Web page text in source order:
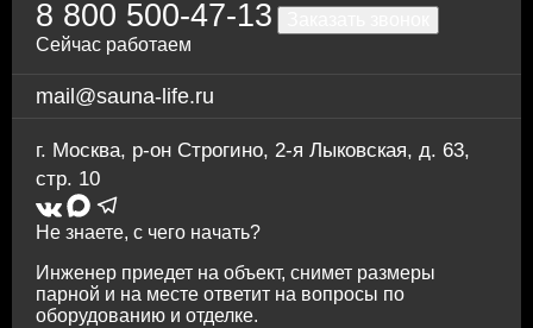
15.435
Стеклянная дверь для сауны АРТА Элит
8 800 500-47-13
Сейчас работаем
mail@sauna-life.ru
г. Москва, р-он Строгино, 2-я Лыковская, д. 63,
стр. 10
Не знаете, с чего начать?
Инженер приедет на объект, снимет размеры
парной и на месте ответит на вопросы по
оборудованию и отделке.